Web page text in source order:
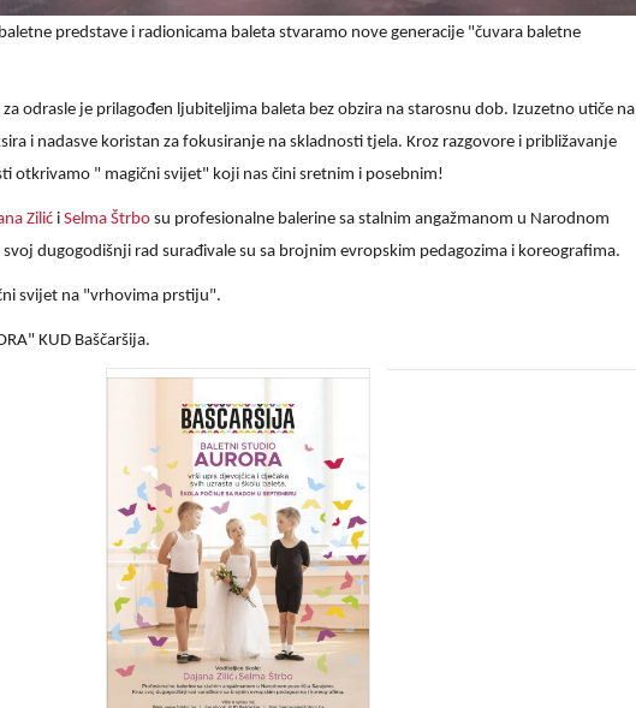
predstave i radionicama baleta stvaramo nove generacije "čuvara baletne
za odrasle je prilagođen ljubiteljima baleta bez obzira na starosnu dob. Izuzetno utiče na
i nadasve koristan za fokusiranje na skladnosti tjela. Kroz razgovore i približavanje
otkrivamo " magični svijet" koji nas čini sretnim i posebnim!
Zilić i Selma Štrbo su profesionalne balerine sa stalnim angažmanom u Narodnom
dugogodišnji rad surađivale su sa brojnim evropskim pedagozima i koreografima.
svijet na "vrhovima prstiju".
KUD Baščaršija.